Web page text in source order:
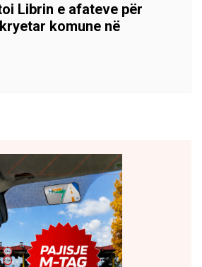
Librin e afateve për
komune në